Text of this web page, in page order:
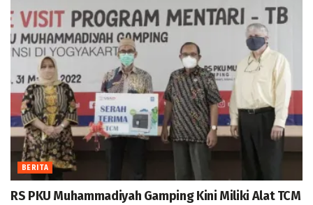
BERITA
RS PKU Muhammadiyah Gamping Kini Miliki Alat TCM